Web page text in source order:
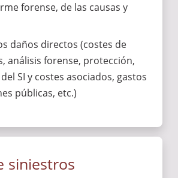
forense, de las causas y
daños directos (costes de
análisis forense, protección,
SI y costes asociados, gastos
públicas, etc.)
siniestros